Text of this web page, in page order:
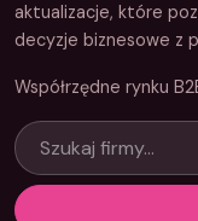
aktualizacje, które
decyzje biznesowe z
Współrzędne rynku